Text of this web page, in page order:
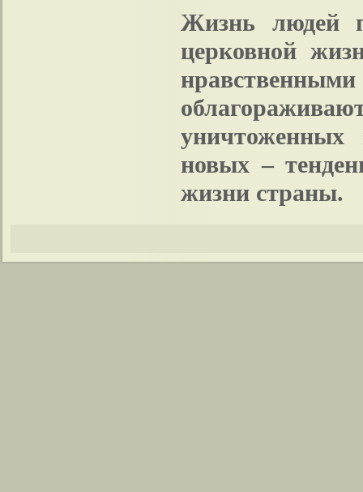
Жизнь людей
церковной
уничтоженных
новых –
жизни страны.